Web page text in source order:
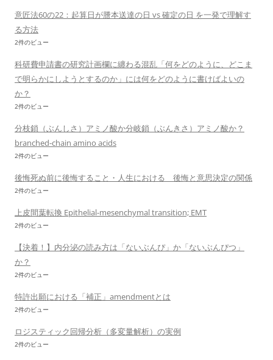
意匠法60の22：起算日が謄本送達の日 vs 確定の日 を一発で理解す
る方法
2件のビュー
科研費申請書の研究計画欄に纏わる混乱「何をどのように、どこま
で明らかにしようとするのか」には何をどのように書けばよいの
か？
2件のビュー
分枝鎖（ぶんしさ）アミノ酸か分岐鎖（ぶんきさ）アミノ酸か？
branched-chain amino acids
2件のビュー
後悔死ぬ前に後悔すること・人生における 後悔と意思決定の関係
2件のビュー
上皮間葉転換 Epithelial-mesenchymal transition; EMT
2件のビュー
【決着！】内分泌の読み方は「ないぶんぴ」か「ないぶんぴつ」
か？
2件のビュー
特許出願における「補正」amendmentとは
2件のビュー
ロジスティック回帰分析（多変量解析）の実例
2件のビュー